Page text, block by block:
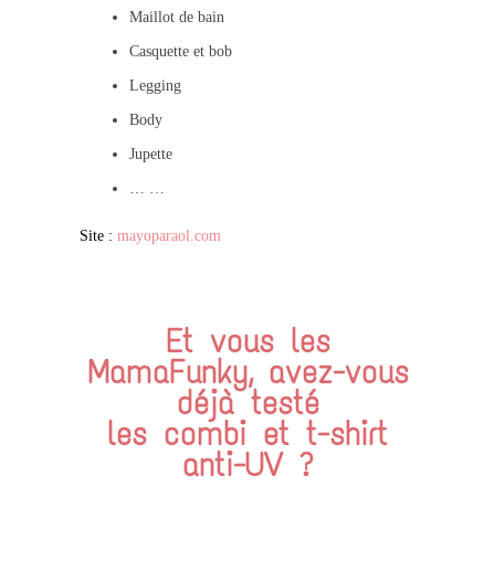
Maillot de bain
Casquette et bob
Legging
Body
Jupette
Site : mayoparaol.com
Et vous les
MamaFunky, avez-vous
déjà testé
les combi et t-shirt
anti-UV ?